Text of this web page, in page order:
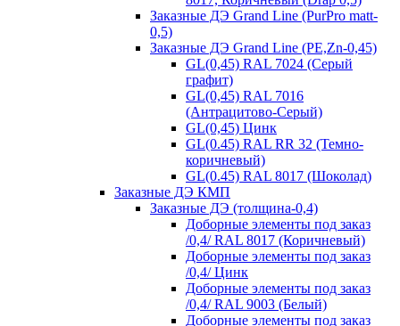
Заказные ДЭ Grand Line (PurPro matt-
0,5)
Заказные ДЭ Grand Line (PE,Zn-0,45)
GL(0,45) RAL 7024 (Серый
графит)
GL(0,45) RAL 7016
(Антрацитово-Серый)
GL(0,45) Цинк
GL(0.45) RAL RR 32 (Темно-
коричневый)
GL(0.45) RAL 8017 (Шоколад)
Заказные ДЭ КМП
Заказные ДЭ (толщина-0,4)
Доборные элементы под заказ
/0,4/ RAL 8017 (Коричневый)
Доборные элементы под заказ
/0,4/ Цинк
Доборные элементы под заказ
/0,4/ RAL 9003 (Белый)
Доборные элементы под заказ